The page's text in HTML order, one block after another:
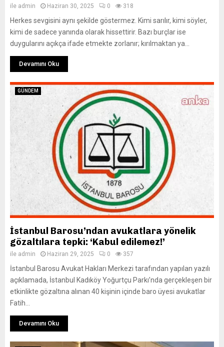
ile admin Haziran 30, 2025 0 318
Herkes sevgisini aynı şekilde göstermez. Kimi sarılır, kimi söyler,
kimi de sadece yanında olarak hissettirir. Bazı burçlar ise
duygularını açıkça ifade etmekte zorlanır; kırılmaktan ya...
Devamını Oku
GÜNDEM
İstanbul Barosu’ndan avukatlara yönelik
gözaltılara tepki: ‘Kabul edilemez!’
ile admin Haziran 29, 2025 0 357
İstanbul Barosu Avukat Hakları Merkezi tarafından yapılan yazılı
açıklamada, İstanbul Kadıköy Yoğurtçu Parkı’nda gerçekleşen bir
etkinlikte gözaltına alınan 40 kişinin içinde baro üyesi avukatlar
Fatih...
Devamını Oku